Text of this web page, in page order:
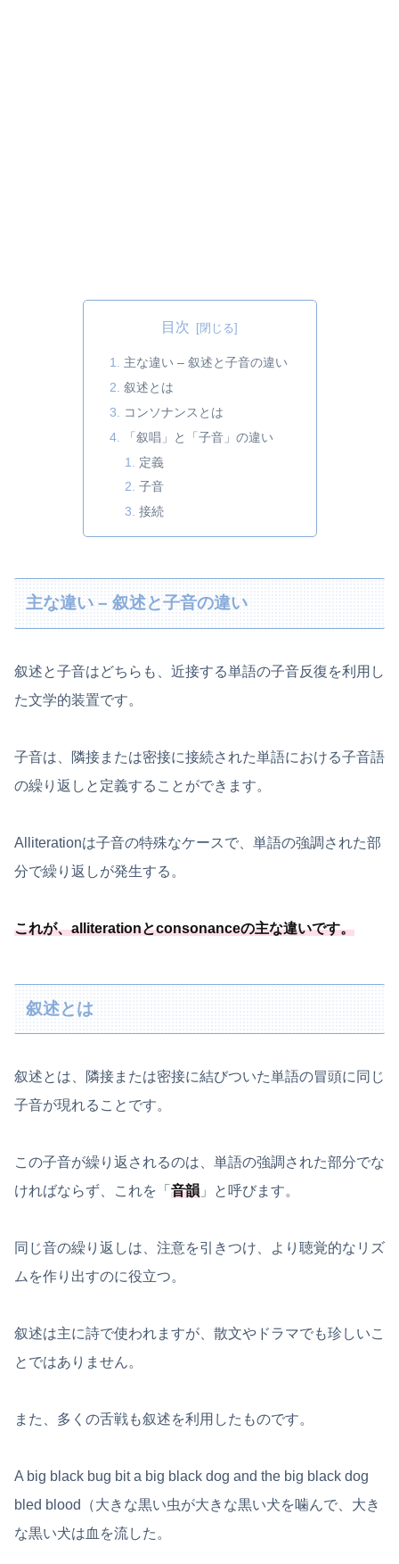
目次
主な違い – 叙述と子音の違い
叙述とは
コンソナンスとは
「叙唱」と「子音」の違い
定義
子音
接続
主な違い – 叙述と子音の違い
叙述と子音はどちらも、近接する単語の子音反復を利用し
た文学的装置です。
子音は、隣接または密接に接続された単語における子音語
の繰り返しと定義することができます。
Alliterationは子音の特殊なケースで、単語の強調された部
分で繰り返しが発生する。
これが、alliterationとconsonanceの主な違いです。
叙述とは
叙述とは、隣接または密接に結びついた単語の冒頭に同じ
子音が現れることです。
この子音が繰り返されるのは、単語の強調された部分でな
ければならず、これを「 音韻 」と呼びます。
同じ音の繰り返しは、注意を引きつけ、より聴覚的なリズ
ムを作り出すのに役立つ。
叙述は主に詩で使われますが、散文やドラマでも珍しいこ
とではありません。
また、多くの舌戦も叙述を利用したものです。
A big black bug bit a big black dog and the big black dog
bled blood（大きな黒い虫が大きな黒い犬を噛んで、大き
な黒い犬は血を流した。